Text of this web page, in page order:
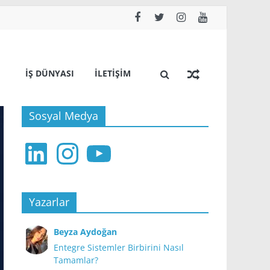
İŞ DÜNYASI İLETIŞIM
Sosyal Medya
LinkedIn InstagramYouTube
Yazarlar
Beyza Aydoğan
Entegre Sistemler Birbirini Nasıl
Tamamlar?